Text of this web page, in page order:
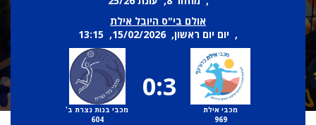
אולם בי"ס היובל אילת
, יום יום ראשון, 15/02/2026, 13:15
מכבי אילת
969
0:3
מכבי בנות נצרת ב'
604